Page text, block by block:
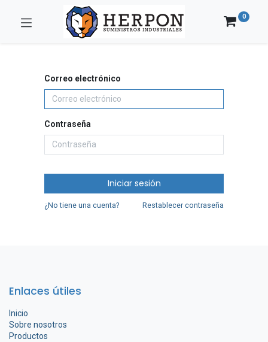
0
Correo electrónico
Contraseña
Iniciar sesión
¿No tiene una cuenta? Restablecer contraseña
Enlaces útiles
Inicio
Sobre nosotros
Productos